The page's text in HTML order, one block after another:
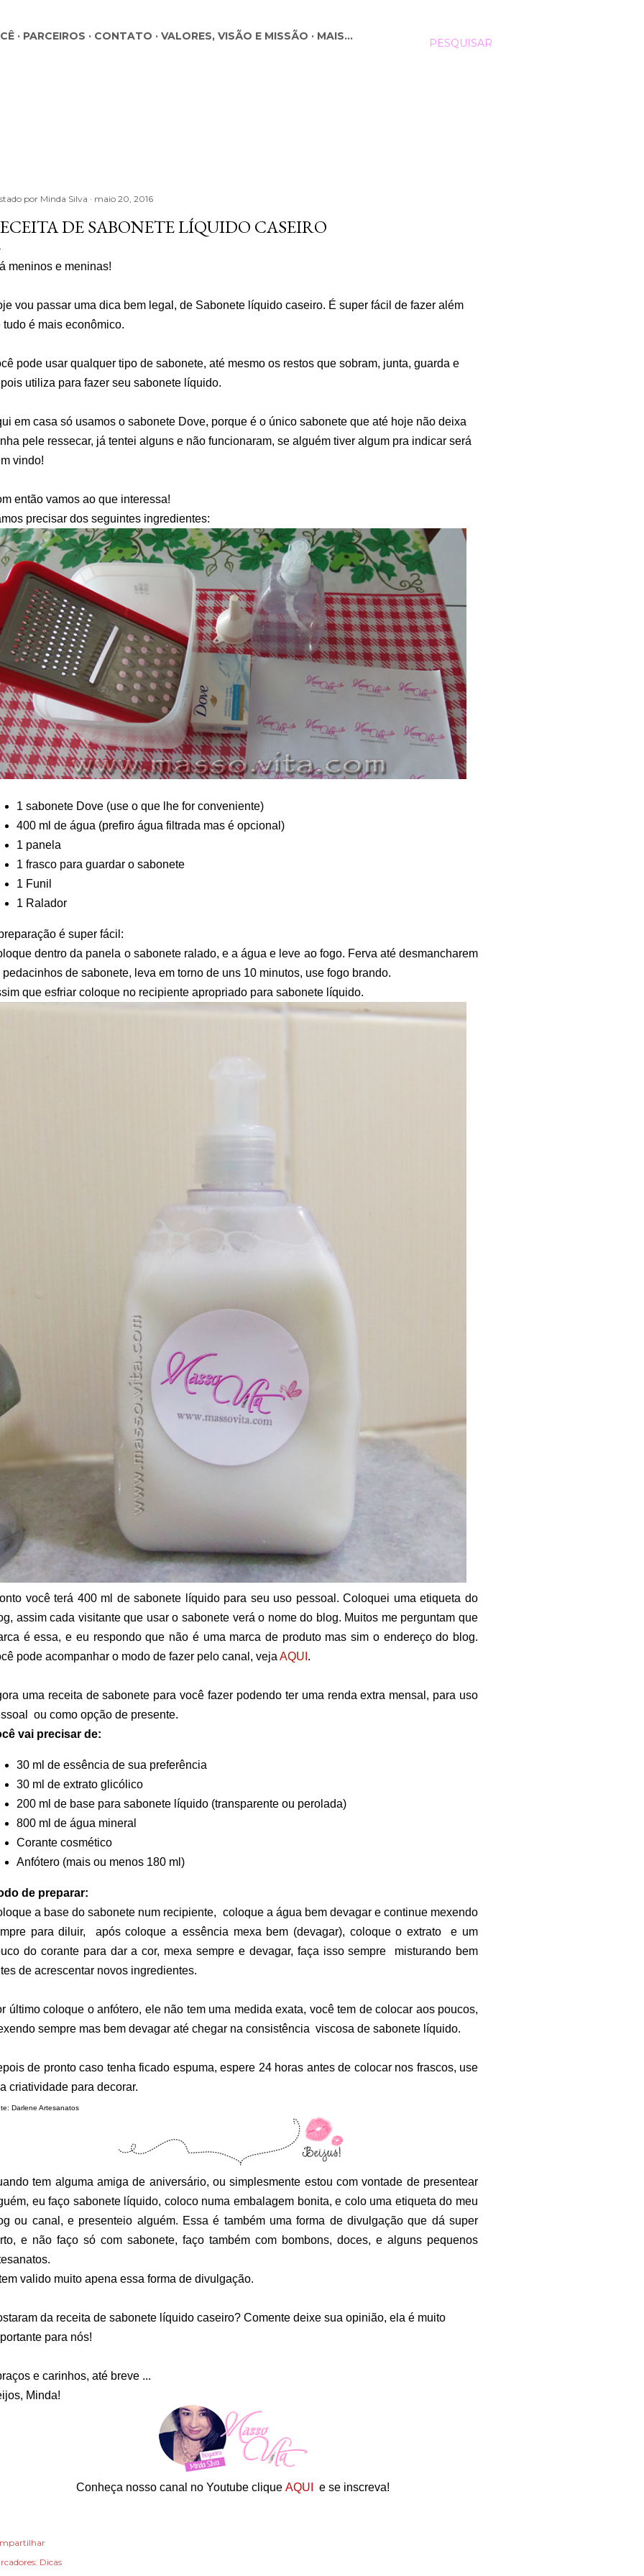
PESQUISAR
PARCEIROS CONTATO VALORES, VISÃO E MISSÃO MAIS…
por Minda Silva maio 20, 2016
DE SABONETE LÍQUIDO CASEIRO
meninos e meninas!
vou passar uma dica bem legal, de Sabonete líquido caseiro. É super fácil de fazer além
tudo é mais econômico.
pode usar qualquer tipo de sabonete, até mesmo os restos que sobram, junta, guarda e
utiliza para fazer seu sabonete líquido.
em casa só usamos o sabonete Dove, porque é o único sabonete que até hoje não deixa
pele ressecar, já tentei alguns e não funcionaram, se alguém tiver algum pra indicar será
vindo!
então vamos ao que interessa!
precisar dos seguintes ingredientes:
1 sabonete Dove (use o que lhe for conveniente)
400 ml de água (prefiro água filtrada mas é opcional)
1 panela
1 frasco para guardar o sabonete
1 Funil
1 Ralador
é super fácil:
dentro da panela o sabonete ralado, e a água e leve ao fogo. Ferva até desmancharem
pedacinhos de sabonete, leva em torno de uns 10 minutos, use fogo brando.
que esfriar coloque no recipiente apropriado para sabonete líquido.
você terá 400 ml de sabonete líquido para seu uso pessoal. Coloquei uma etiqueta do
assim cada visitante que usar o sabonete verá o nome do blog. Muitos me perguntam que
é essa, e eu respondo que não é uma marca de produto mas sim o endereço do blog.
pode acompanhar o modo de fazer pelo canal, veja AQUI .
uma receita de sabonete para você fazer podendo ter uma renda extra mensal, para uso
ou como opção de presente.
vai precisar de:
30 ml de essência de sua preferência
30 ml de extrato glicólico
200 ml de base para sabonete líquido (transparente ou perolada)
800 ml de água mineral
Corante cosmético
Anfótero (mais ou menos 180 ml)
de preparar:
a base do sabonete num recipiente, coloque a água bem devagar e continue mexendo
para diluir, após coloque a essência mexa bem (devagar), coloque o extrato e um
do corante para dar a cor, mexa sempre e devagar, faça isso sempre
misturando bem
de acrescentar novos ingredientes.
último coloque o anfótero, ele não tem uma medida exata, você tem de colocar aos poucos,
sempre mas bem devagar até chegar na consistência viscosa de sabonete líquido.
de pronto caso tenha ficado espuma, espere 24 horas antes de colocar nos frascos, use
criatividade para decorar.
Darlene Artesanatos
tem alguma amiga de aniversário, ou simplesmente estou com vontade de presentear
eu faço sabonete líquido, coloco numa embalagem bonita, e colo uma etiqueta do meu
ou canal, e presenteio alguém. Essa é também uma forma de divulgação que dá super
e não faço só com sabonete, faço também com bombons, doces, e alguns pequenos
valido muito apena essa forma de divulgação.
da receita de sabonete líquido caseiro? Comente deixe sua opinião, ela é muito
para nós!
e carinhos, até breve ...
Minda!
Conheça nosso canal no Youtube clique AQUI e se inscreva!
Dicas